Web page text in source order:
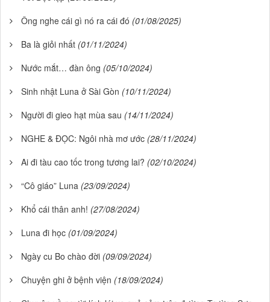
Ông nghe cái gì nó ra cái đó (01/08/2025)
Ba là giỏi nhất (01/11/2024)
Nước mắt… đàn ông (05/10/2024)
Sinh nhật Luna ở Sài Gòn (10/11/2024)
Người đi gieo hạt mùa sau (14/11/2024)
NGHE & ĐỌC: Ngôi nhà mơ ước (28/11/2024)
Ai đi tàu cao tốc trong tương lai? (02/10/2024)
“Cô giáo” Luna (23/09/2024)
Khổ cái thân anh! (27/08/2024)
Luna đi học (01/09/2024)
Ngày cu Bo chào đời (09/09/2024)
Chuyện ghi ở bệnh viện (18/09/2024)